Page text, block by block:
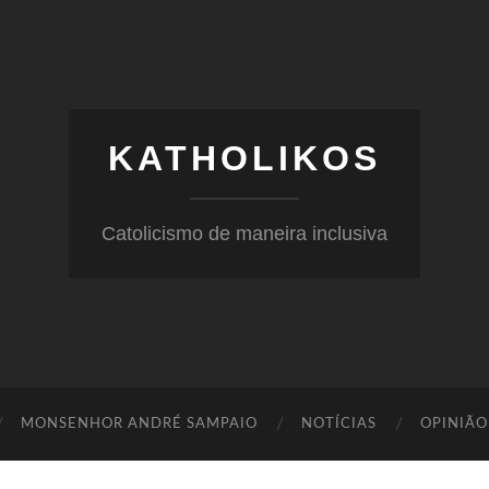
KATHOLIKOS
Catolicismo de maneira inclusiva
MONSENHOR ANDRÉ SAMPAIO NOTÍCIAS OPINIÃO